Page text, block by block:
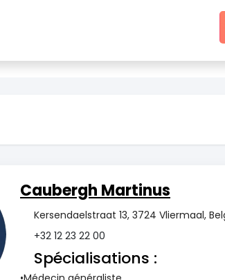
Caubergh Martinus
Kersendaelstraat 13, 3724 Vliermaal,
+32 12 23 22 00
Spécialisations :